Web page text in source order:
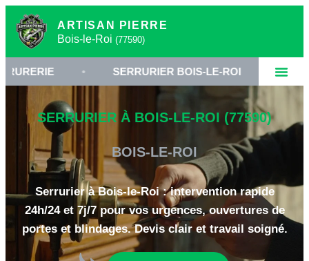
ARTISAN PIERRE
Bois-le-Roi (77590)
• SERRURIER BOIS-LE-ROI •
SERRURIER À BOIS-LE-ROI (77590)
BOIS-LE-ROI
Serrurier à Bois-le-Roi : intervention rapide
24h/24 et 7j/7 pour vos urgences, ouvertures de
portes et blindages. Devis clair et travail soigné.